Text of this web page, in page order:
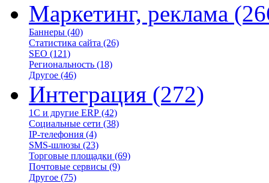
Маркетинг, реклама
Баннеры (40)
Статистика сайта (26)
SEO (121)
Региональность (18)
Другое (46)
Интеграция (272)
1С и другие ERP (42)
Социальные сети (38)
IP-телефония (4)
SMS-шлюзы (23)
Торговые площадки (69)
Почтовые сервисы (9)
Другое (75)